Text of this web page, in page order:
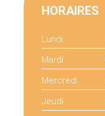
HORAIRES
Lundi
Mardi
Mercredi
Jeudi